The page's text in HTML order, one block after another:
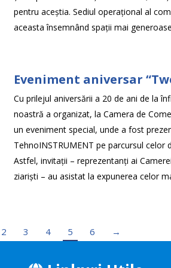
pentru aceștia. Sediul operațional al
aceasta însemnând spații mai
Eveniment aniversar
Cu prilejul aniversării a 20 de ani de la
noastră a organizat, la Camera de
un eveniment special, unde a fost
TehnoINSTRUMENT pe parcursul celor
Astfel, invitații – reprezentanți ai
ziariști – au asistat la expunerea celor
2 3 4 5 6 →